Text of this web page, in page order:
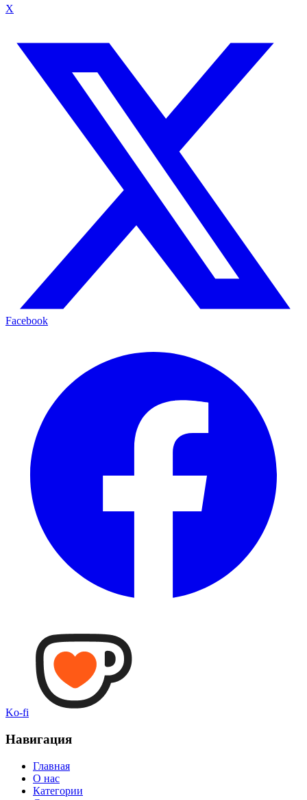
X
Facebook
Ko-fi
Навигация
Главная
О нас
Категории